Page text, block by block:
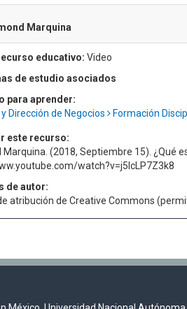
Marquina
educativo: Video
de estudio asociados
para aprender:
Dirección de Negocios
Formación
este recurso:
Marquina. (2018, Septiembre 15). ¿Qué
watch?v=j5IcLP7Z3k8
de autor:
atribución de Creative Commons